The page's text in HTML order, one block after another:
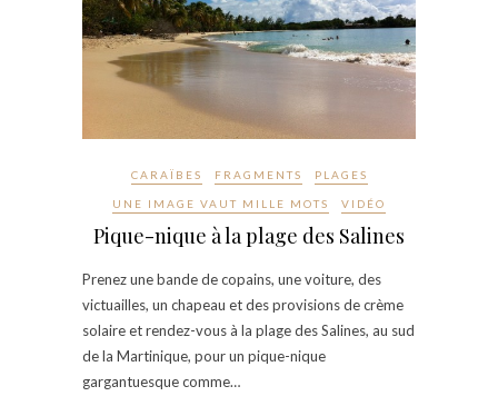
CARAÏBES FRAGMENTS PLAGES
UNE IMAGE VAUT MILLE MOTS VIDÉO
Pique-nique à la plage des Salines
Prenez une bande de copains, une voiture, des
victuailles, un chapeau et des provisions de crème
solaire et rendez-vous à la plage des Salines, au sud
de la Martinique, pour un pique-nique
gargantuesque comme…